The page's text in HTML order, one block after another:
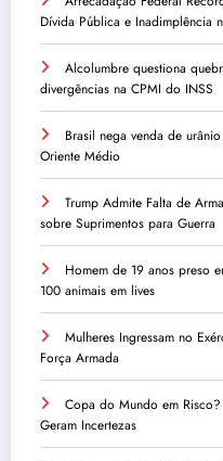
Dívida Pública e Inadimplência
Alcolumbre questiona
divergências na CPMI do INSS
Brasil nega venda de
Oriente Médio
Trump Admite Falta de
sobre Suprimentos para Guerra
Homem de 19 anos preso
100 animais em lives
Mulheres Ingressam no
Força Armada
Copa do Mundo em
Geram Incertezas